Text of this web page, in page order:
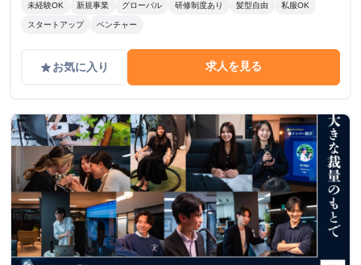
未経験OK 新規事業 グローバル 研修制度あり 髪型自由 私服OK
スタートアップ ベンチャー
gradeお気に入り 求人を見る